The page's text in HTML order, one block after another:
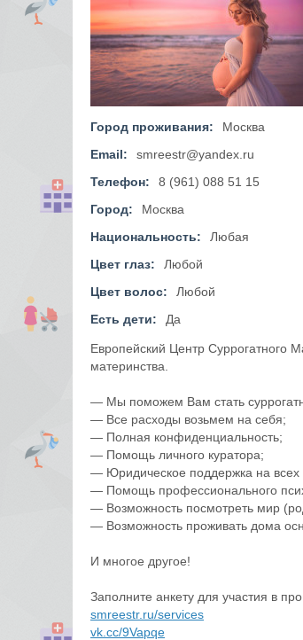
Город проживания:
Москва
Email:
smreestr@yandex.ru
Телефон:
8 (961) 088 51 15
Город:
Москва
Национальность:
Любая
Цвет глаз:
Любой
Цвет волос:
Любой
Есть дети:
Да
Европейский Центр Суррогатного
материнства.
— Мы поможем Вам стать
— Все расходы возьмем на себя;
— Полная конфиденциальность;
— Помощь личного куратора;
— Юридическое поддержка на всех
— Помощь профессионального
— Возможность посмотреть мир
— Возможность проживать дома
И многое другое!
Заполните анкету для участия в
smreestr.ru/services
vk.cc/9Vapqe